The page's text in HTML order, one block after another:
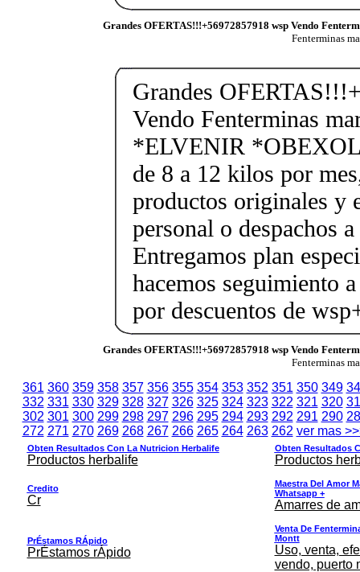
Grandes OFERTAS!!!+56972857918 wsp Vendo
Fenterminas
Grandes
Vendo Fenterminas
*ELVENIR
de 8 a 12 kilos por
productos originales y
personal o despachos
Entregamos plan
hacemos seguimiento
por descuentos de
Grandes OFERTAS!!!+56972857918 wsp Vendo
Fenterminas
361 360 359 358 357 356 355 354 353 352 351 350 349
332 331 330 329 328 327 326 325 324 323 322 321 320
302 301 300 299 298 297 296 295 294 293 292 291 290
272 271 270 269 268 267 266 265 264 263 262 ver mas
Obten Resultados Con La Nutricion Herbalife
Productos herbalife
Obten Resultados
Productos
Credito
Cr
Maestra Del Amor
Whatsapp +
Amarres de
PrÉstamos RÁpido
PrÉstamos rÁpido
Venta De
Montt
Uso, venta,
vendo, puerto